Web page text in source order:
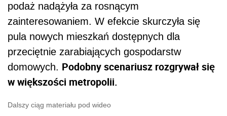
podaż nadążyła za rosnącym
zainteresowaniem. W efekcie skurczyła się
pula nowych mieszkań dostępnych dla
przeciętnie zarabiających gospodarstw
domowych. Podobny scenariusz rozgrywał się
w większości metropolii.
Dalszy ciąg materiału pod wideo